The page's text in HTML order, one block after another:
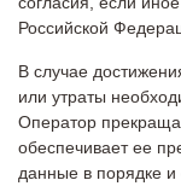
Российской
В случае
или утраты
Оператор
обеспечивает ее
данные в порядке